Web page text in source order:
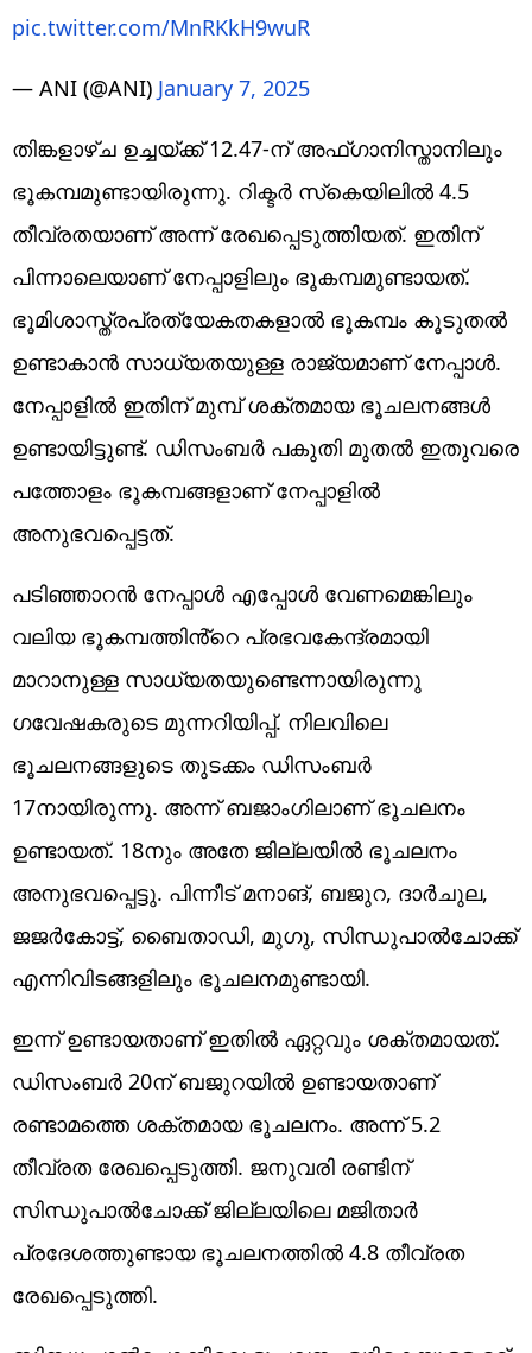
pic.twitter.com/MnRKkH9wuR
— ANI (@ANI) January 7, 2025
തിങ്കളാഴ്ച ഉച്ചയ്ക്ക് 12.47-ന് അഫ്ഗാനിസ്താനിലും
ഭൂകമ്പമുണ്ടായിരുന്നു. റിക്ടര്‍ സ്‌കെയിലില്‍ 4.5
തീവ്രതയാണ് അന്ന് രേഖപ്പെടുത്തിയത്. ഇതിന്
പിന്നാലെയാണ് നേപ്പാളിലും ഭൂകമ്പമുണ്ടായത്.
ഭൂമിശാസ്ത്രപ്രത്യേകതകളാല്‍ ഭൂകമ്പം കൂടുതല്‍
ഉണ്ടാകാന്‍ സാധ്യതയുള്ള രാജ്യമാണ് നേപ്പാള്‍.
നേപ്പാളില്‍ ഇതിന് മുമ്പ് ശക്തമായ ഭൂചലനങ്ങള്‍
ഉണ്ടായിട്ടുണ്ട്. ഡിസംബര്‍ പകുതി മുതല്‍ ഇതുവരെ
പത്തോളം ഭൂകമ്പങ്ങളാണ് നേപ്പാളില്‍
അനുഭവപ്പെട്ടത്.
പടിഞ്ഞാറൻ നേപ്പാൾ എപ്പോൾ വേണമെങ്കിലും
വലിയ ഭൂകമ്പത്തിൻ്റെ പ്രഭവകേന്ദ്രമായി
മാറാനുള്ള സാധ്യതയുണ്ടെന്നായിരുന്നു
ഗവേഷകരുടെ മുന്നറിയിപ്പ്. നിലവിലെ
ഭൂചലനങ്ങളുടെ തുടക്കം ഡിസംബര്‍
17നായിരുന്നു. അന്ന് ബജാംഗിലാണ് ഭൂചലനം
ഉണ്ടായത്. 18നും അതേ ജില്ലയില്‍ ഭൂചലനം
അനുഭവപ്പെട്ടു. പിന്നീട് മനാങ്, ബജുറ, ദാർചുല,
ജജർകോട്ട്, ബൈതാഡി, മുഗു, സിന്ധുപാൽചോക്ക്
എന്നിവിടങ്ങളിലും ഭൂചലനമുണ്ടായി.
ഇന്ന് ഉണ്ടായതാണ് ഇതില്‍ ഏറ്റവും ശക്തമായത്.
ഡിസംബര്‍ 20ന് ബജുറയില്‍ ഉണ്ടായതാണ്
രണ്ടാമത്തെ ശക്തമായ ഭൂചലനം. അന്ന് 5.2
തീവ്രത രേഖപ്പെടുത്തി. ജനുവരി രണ്ടിന്
സിന്ധുപാൽചോക്ക് ജില്ലയിലെ മജിതാർ
പ്രദേശത്തുണ്ടായ ഭൂചലനത്തില്‍ 4.8 തീവ്രത
രേഖപ്പെടുത്തി.